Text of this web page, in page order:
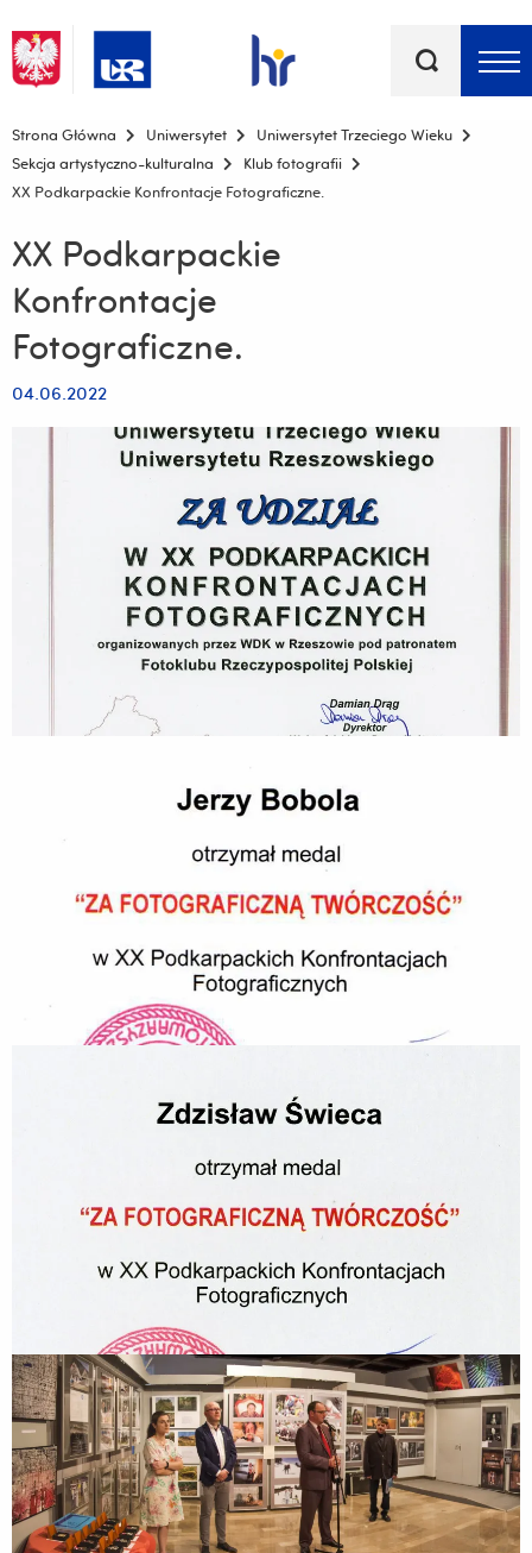
kluczowe
Menu - górna belka
Strona Główna Uniwersytet
Uniwersytet Trzeciego Wieku
Sekcja artystyczno-kulturalna
Klub fotografii
XX Podkarpackie Konfrontacje Fotograficzne.
XX Podkarpackie
Konfrontacje
Fotograficzne.
04.06.2022